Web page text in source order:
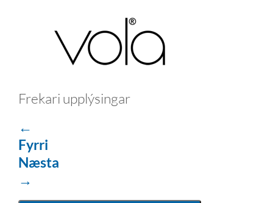
Frekari upplýsingar
←
Fyrri
Næsta
→